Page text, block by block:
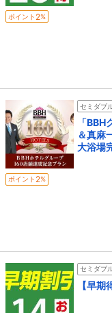
ポイント 2%
セミダブ
「
＆真麻
大浴場
ポイント 2%
セミダブ
【早